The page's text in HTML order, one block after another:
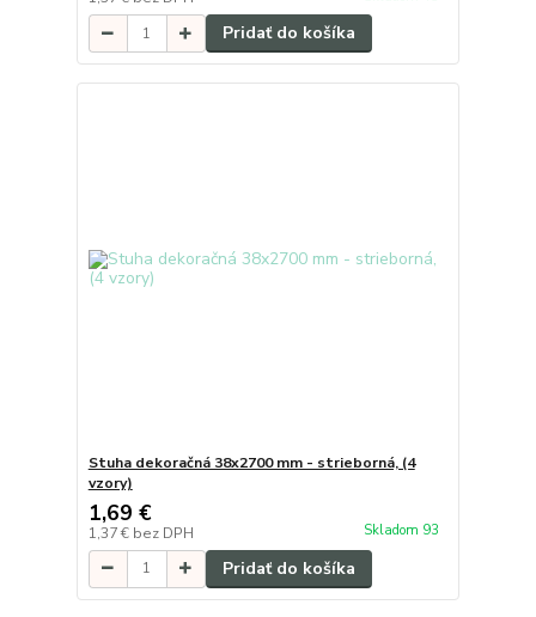
Pridať do košíka
Stuha dekoračná 38x2700 mm - strieborná, (4
vzory)
1,69 €
1,37 € bez DPH Skladom 93
Pridať do košíka